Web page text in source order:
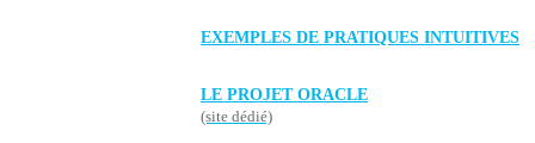
EXEMPLES DE PRATIQUES INTUITIVES
LE PROJET ORACLE
(site dédié)